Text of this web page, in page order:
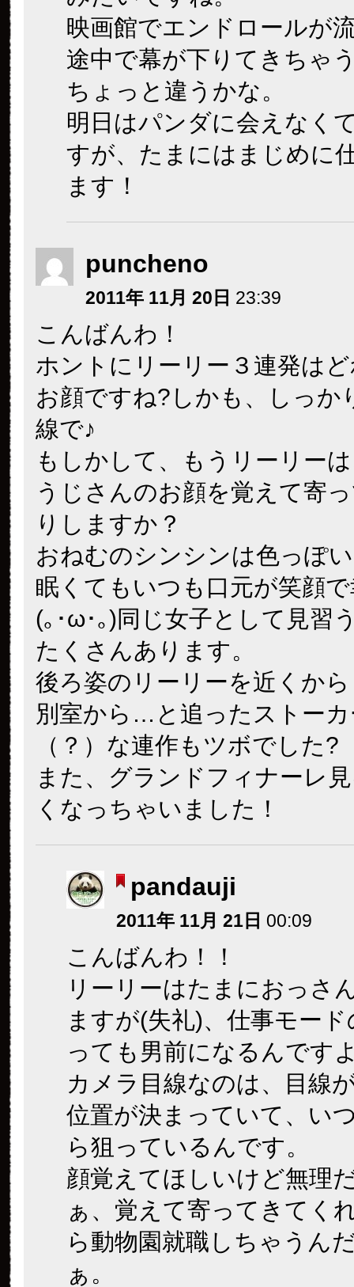
映画館でエンドロールが
途中で幕が下りてきちゃ
ちょっと違うかな。
明日はパンダに会えなく
すが、たまにはまじめに
ます！
puncheno
2011年 11月 20日 23:39
こんばんわ！
ホントにリーリー３連発は
お顔ですね?しかも、しっか
線で♪
もしかして、もうリーリー
うじさんのお顔を覚えて寄
りしますか？
おねむのシンシンは色っぽ
眠くてもいつも口元が笑顔
(｡･ω･｡)同じ女子として見習
たくさんあります。
後ろ姿のリーリーを近くか
別室から…と追ったストー
（？）な連作もツボでした?
また、グランドフィナーレ
くなっちゃいました！
pandauji
2011年 11月 21日 00:09
こんばんわ！！
リーリーはたまにおっさ
ますが(失礼)、仕事モー
っても男前になるんです
カメラ目線なのは、目線
位置が決まっていて、い
ら狙っているんです。
顔覚えてほしいけど無理
ぁ、覚えて寄ってきてく
ら動物園就職しちゃうん
ぁ。